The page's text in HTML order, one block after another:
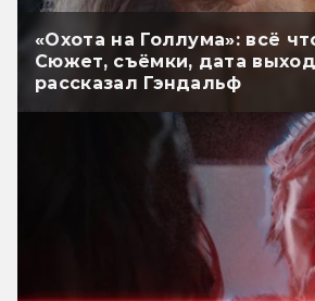
«Охота на Голлума»: всё
Сюжет, съёмки, дата
рассказал Гэндальф